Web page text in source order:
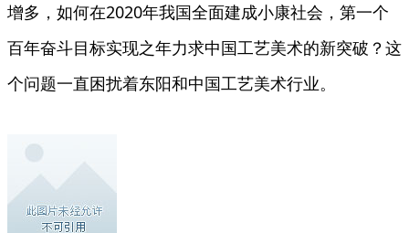
增多，如何在2020年我国全面建成小康社会，第一个
百年奋斗目标实现之年力求中国工艺美术的新突破？这
个问题一直困扰着东阳和中国工艺美术行业。